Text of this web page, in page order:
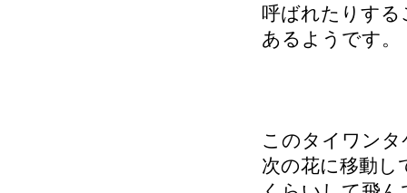
呼ばれたりする
あるようです。
このタイワン
次の花に移動し